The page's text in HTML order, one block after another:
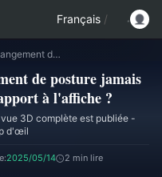
Français /
Identity V | Premier changement de posture jamais vu — Différences par rapport à l'affiche ?
de posture jamais
à l'affiche ?
3D complète est publiée -
d'œil
2025/05/14 2 min lire